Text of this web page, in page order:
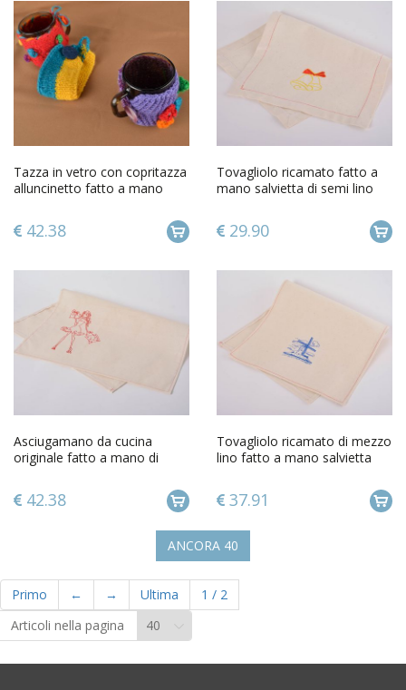
Tazza in vetro con copritazza
alluncinetto fatto a mano
42.38
Tovagliolo ricamato fatto a
mano salvietta di semi lino
29.90
Asciugamano da cucina
originale fatto a mano di
42.38
Tovagliolo ricamato di mezzo
lino fatto a mano salvietta
37.91
ANCORA 40
Primo ← → Ultima 1 / 2
Articoli nella pagina